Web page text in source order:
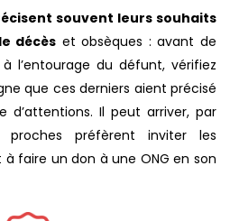
souvent leurs souhaits
décès et obsèques : avant de
l’entourage du défunt, vérifiez
que ces derniers aient précisé
Il peut arriver, par
proches préfèrent inviter les
faire un don à une ONG en son